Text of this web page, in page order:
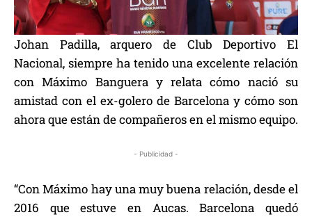
Johan Padilla, arquero de Club Deportivo El
Nacional, siempre ha tenido una excelente relación
con Máximo Banguera y relata cómo nació su
amistad con el ex-golero de Barcelona y cómo son
ahora que están de compañeros en el mismo equipo.
- Publicidad -
“Con Máximo hay una muy buena relación, desde el
2016 que estuve en Aucas. Barcelona quedó